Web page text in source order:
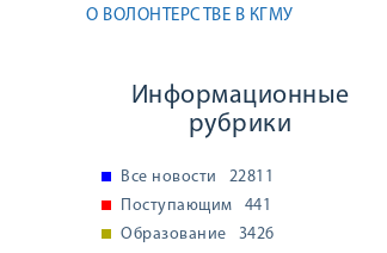
О ВОЛОНТЕРСТВЕ В КГМУ
Информационные
рубрики
Все новости
22811
Поступающим
441
Образование
3426